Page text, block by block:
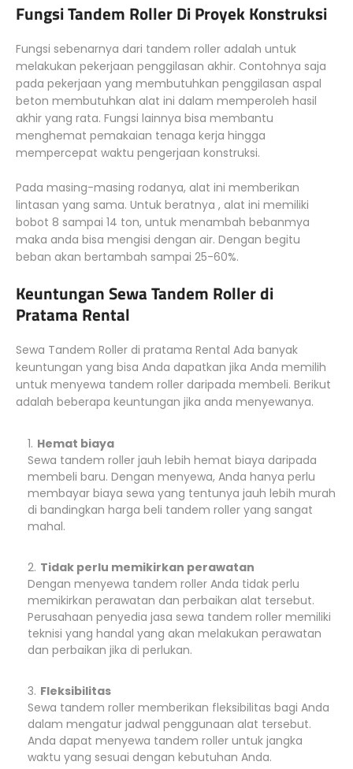
Fungsi Tandem Roller Di Proyek Konstruksi
Fungsi sebenarnya dari tandem roller adalah untuk
melakukan pekerjaan penggilasan akhir. Contohnya saja
pada pekerjaan yang membutuhkan penggilasan aspal
beton membutuhkan alat ini dalam memperoleh hasil
akhir yang rata. Fungsi lainnya bisa membantu
menghemat pemakaian tenaga kerja hingga
mempercepat waktu pengerjaan konstruksi.
Pada masing-masing rodanya, alat ini memberikan
lintasan yang sama. Untuk beratnya , alat ini memiliki
bobot 8 sampai 14 ton, untuk menambah bebanmya
maka anda bisa mengisi dengan air. Dengan begitu
beban akan bertambah sampai 25-60%.
Keuntungan Sewa Tandem Roller di
Pratama Rental
Sewa Tandem Roller di pratama Rental Ada banyak
keuntungan yang bisa Anda dapatkan jika Anda memilih
untuk menyewa tandem roller daripada membeli. Berikut
adalah beberapa keuntungan jika anda menyewanya.
Hemat biaya
Sewa tandem roller jauh lebih hemat biaya daripada
membeli baru. Dengan menyewa, Anda hanya perlu
membayar biaya sewa yang tentunya jauh lebih murah
di bandingkan harga beli tandem roller yang sangat
mahal.
Tidak perlu memikirkan perawatan
Dengan menyewa tandem roller Anda tidak perlu
memikirkan perawatan dan perbaikan alat tersebut.
Perusahaan penyedia jasa sewa tandem roller memiliki
teknisi yang handal yang akan melakukan perawatan
dan perbaikan jika di perlukan.
Fleksibilitas
Sewa tandem roller memberikan fleksibilitas bagi Anda
dalam mengatur jadwal penggunaan alat tersebut.
Anda dapat menyewa tandem roller untuk jangka
waktu yang sesuai dengan kebutuhan Anda.